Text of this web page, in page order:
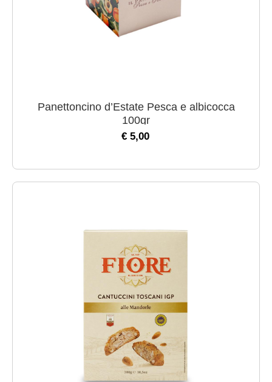
Panettoncino d’Estate Pesca e albicocca
100gr
€ 5,00